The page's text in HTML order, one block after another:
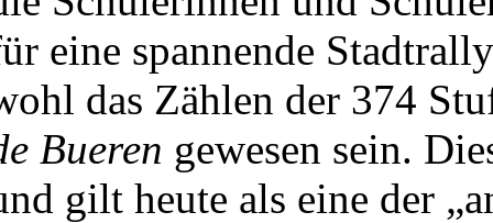
eine spannende
das Zählen der 374
Bueren gewesen sein.
gilt heute als eine der